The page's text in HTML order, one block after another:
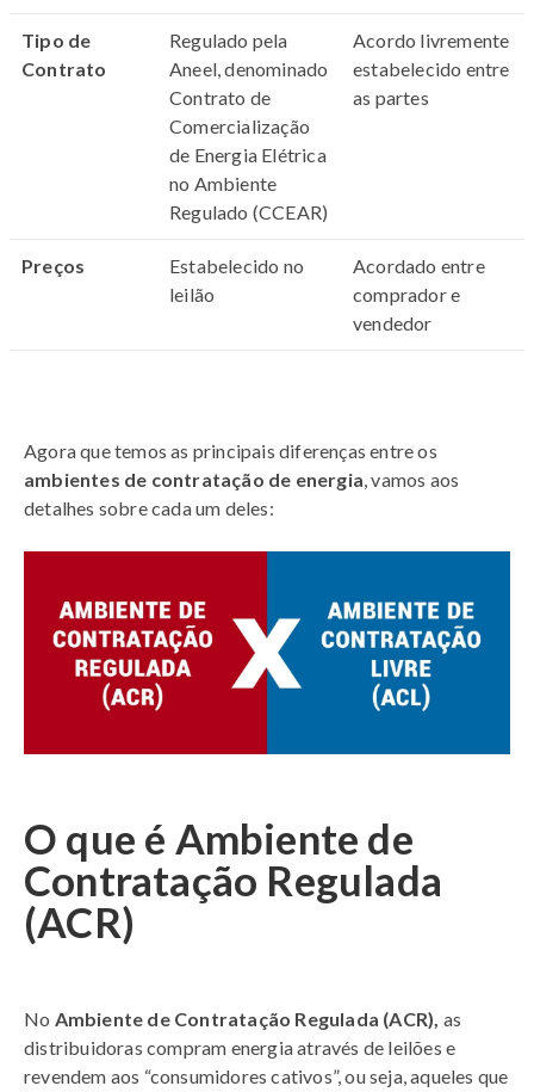
Tipo de
Contrato
Regulado pela
Aneel, denominado
Contrato de
Comercialização
de Energia Elétrica
no Ambiente
Regulado (CCEAR)
Acordo livremente
estabelecido entre
as partes
Preços
Estabelecido no
leilão
Acordado entre
comprador e
vendedor
Agora que temos as principais diferenças entre os
ambientes de contratação de energia, vamos aos
detalhes sobre cada um deles:
O que é Ambiente de
Contratação Regulada
(ACR)
No Ambiente de Contratação Regulada (ACR), as
distribuidoras compram energia através de leilões e
revendem aos “consumidores cativos”, ou seja, aqueles que